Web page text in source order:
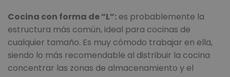
Cocina con forma de “L”: es probablemente la
estructura más común, ideal para cocinas de
cualquier tamaño. Es muy cómodo trabajar en ella,
siendo lo más recomendable al distribuir la cocina
concentrar las zonas de almacenamiento y el